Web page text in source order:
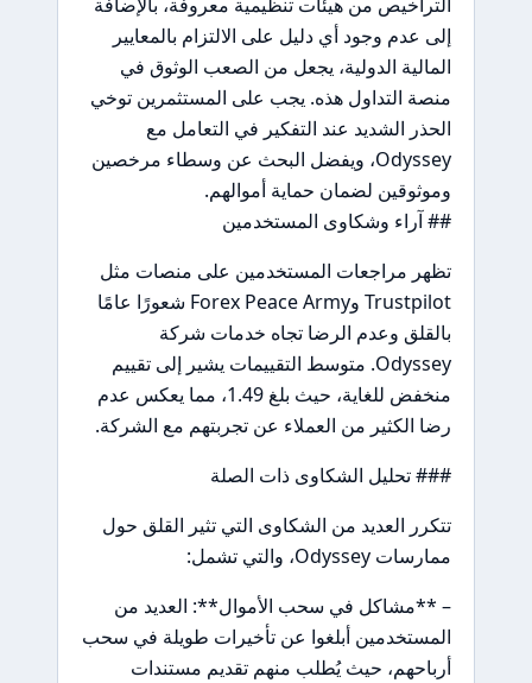
إلى عدم وجود أي دليل على الالتزام بالمعايير
المالية الدولية، يجعل من الصعب الوثوق في
منصة التداول هذه. يجب على المستثمرين توخي
الحذر الشديد عند التفكير في التعامل مع
Odyssey، ويفضل البحث عن وسطاء مرخصين
وموثوقين لضمان حماية أموالهم.
## آراء وشكاوى المستخدمين
تظهر مراجعات المستخدمين على منصات مثل
Trustpilot وForex Peace Army شعورًا عامًا
بالقلق وعدم الرضا تجاه خدمات شركة
Odyssey. متوسط التقييمات يشير إلى تقييم
منخفض للغاية، حيث بلغ 1.49، مما يعكس عدم
رضا الكثير من العملاء عن تجربتهم مع الشركة.
### تحليل الشكاوى ذات الصلة
تتكرر العديد من الشكاوى التي تثير القلق حول
ممارسات Odyssey، والتي تشمل:
– **مشاكل في سحب الأموال**: العديد من
المستخدمين أبلغوا عن تأخيرات طويلة في سحب
أرباحهم، حيث يُطلب منهم تقديم مستندات